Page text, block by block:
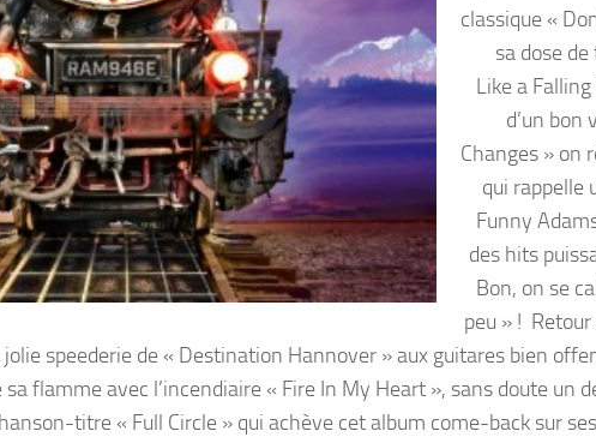
classique «
sa dose
Like a
d’un bon
Changes » on
qui rappelle
Funny
des hits
Bon, on se
peu » !
speederie de « Destination Hannover » aux guitares bien
flamme avec l’incendiaire « Fire In My Heart », sans doute un
titre « Full Circle » qui achève cet album come-back sur